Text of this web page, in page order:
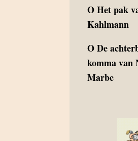
OHet pak
Kahlmann
ODe
komma van
Marbe